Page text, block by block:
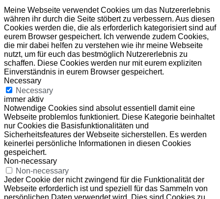
Meine Webseite verwendet Cookies um das Nutzererlebnis
währen ihr durch die Seite stöbert zu verbessern. Aus diesen
Cookies werden die, die als erforderlich kategorisiert sind auf
eurem Browser gespeichert. Ich verwende zudem Cookies,
die mir dabei helfen zu verstehen wie ihr meine Webseite
nutzt, um für euch das bestmöglich Nutzererlebnis zu
schaffen. Diese Cookies werden nur mit eurem expliziten
Einverständnis in eurem Browser gespeichert.
Necessary
Necessary
immer aktiv
Notwendige Cookies sind absolut essentiell damit eine
Webseite problemlos funktioniert. Diese Kategorie beinhaltet
nur Cookies die Basisfunktionalitäten und
Sicherheitsfeatures der Webseite sicherstellen. Es werden
keinerlei persönliche Informationen in diesen Cookies
gespeichert.
Non-necessary
Non-necessary
Jeder Cookie der nicht zwingend für die Funktionalität der
Webseite erforderlich ist und speziell für das Sammeln von
persönlichen Daten verwendet wird. Dies sind Cookies zu